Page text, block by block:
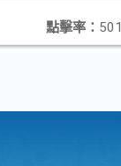
點擊率： 501